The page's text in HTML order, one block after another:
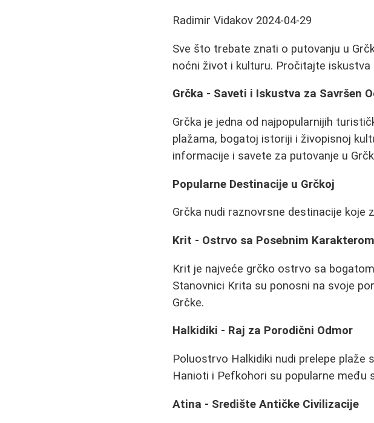
Radimir Vidakov 2024-04-29
Sve što trebate znati o putovanju u
noćni život i kulturu. Pročitajte iskustva
Grčka - Saveti i Iskustva za Savršen
Grčka je jedna od najpopularnijih
plažama, bogatoj istoriji i živopisnoj
informacije i savete za putovanje u
Popularne Destinacije u Grčkoj
Grčka nudi raznovrsne destinacije koje
Krit - Ostrvo sa Posebnim Karakterom
Krit je najveće grčko ostrvo sa
Stanovnici Krita su ponosni na svoje
Grčke.
Halkidiki - Raj za Porodični Odmor
Poluostrvo Halkidiki nudi prelepe
Hanioti i Pefkohori su popularne među
Atina - Središte Antičke Civilizacije